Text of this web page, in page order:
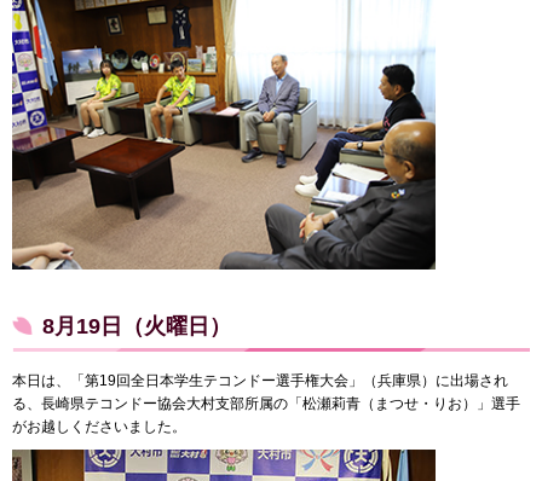
8月19日（火曜日）
本日は、「第19回全日本学生テコンドー選手権大会」（兵庫県）に出場され
る、長崎県テコンドー協会大村支部所属の「松瀬莉青（まつせ・りお）」選手
がお越しくださいました。